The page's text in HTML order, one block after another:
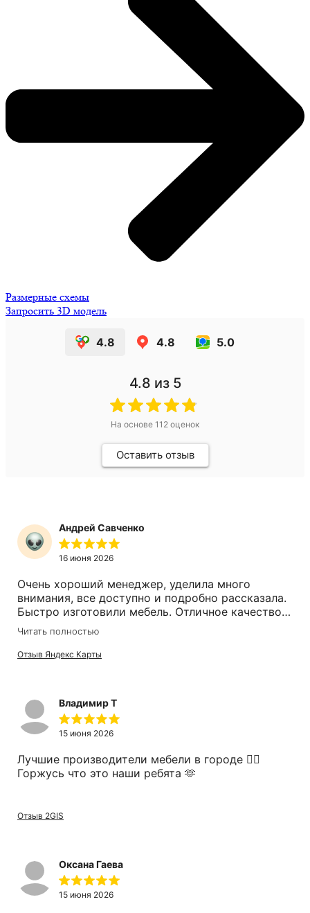
Размерные схемы
Запросить 3D модель
4.8 4.8 5.0
4.8 из 5
На основе 112 оценок
Оставить отзыв
Андрей Савченко
16 июня 2026
Очень хороший менеджер, уделила много
внимания, все доступно и подробно рассказала.
Быстро изготовили мебель. Отличное качество.
Доставка и занос на высоте, все аккуратно.
Молодцы и без нареканий! Спасибо.
Читать полностью
Отзыв Яндекс Карты
Владимир Т
15 июня 2026
Лучшие производители мебели в городе 👍🏽
Горжусь что это наши ребята 🫶
Отзыв 2GIS
Оксана Гаева
15 июня 2026